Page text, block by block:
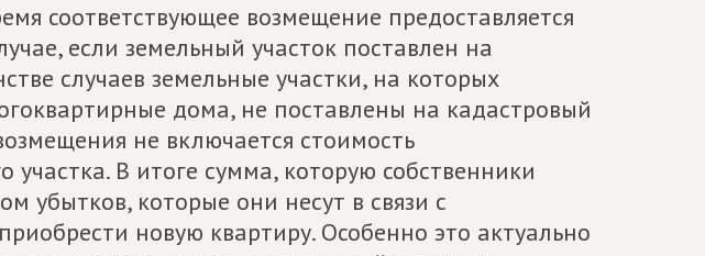
соответствующее возмещение предоставляется
если земельный участок поставлен на
случаев земельные участки, на которых
дома, не поставлены на кадастровый
не включается стоимость
участка. В итоге сумма, которую собственники
убытков, которые они несут в связи с
новую квартиру. Особенно это актуально